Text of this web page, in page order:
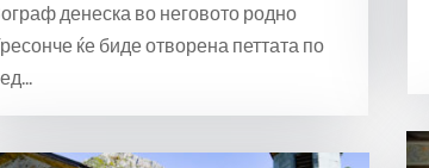
денеска во неговото родно
ќе биде отворена петтата по